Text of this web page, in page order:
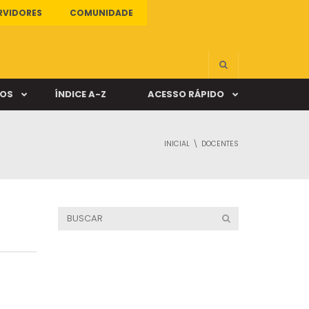
COMUNIDADE
ÍNDICE A-Z ACESSO RÁPIDO
INICIAL DOCENTES